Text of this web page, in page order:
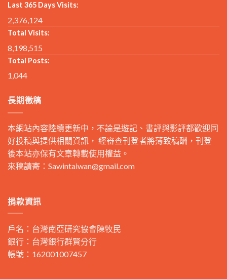
Last 365 Days Visits:
2,376,124
Total Visits:
8,198,515
Total Posts:
1,044
長期徵稿
本網站內容陸續更新中，不論是遊記、書評與影評都歡迎同
好投稿與提供相關資訊， 經審查刊登者將薄致稿酬，刊登
後本站亦保有文章轉載使用權益。
來稿請寄： Sawintaiwan@gmail.com
捐款資訊
戶名：台灣南亞研究協會陳牧民
銀行：台灣銀行群賢分行
帳號：162001007457